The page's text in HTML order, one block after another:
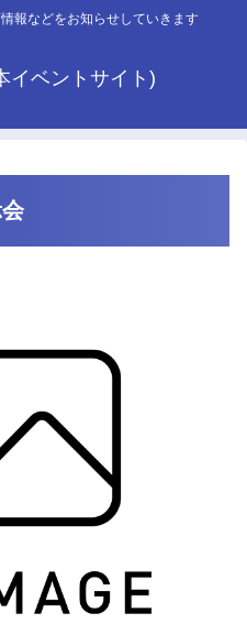
報などをお知らせしていきます
イベントサイト)